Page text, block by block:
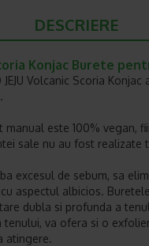
DESCRIERE
Konjac Burete
Volcanic Scoria
este 100% vegan,
sale nu au fost realizate
excesul de sebum, sa
aspectul albicios.
dubla si profunda a
va ofera si o
atingere.